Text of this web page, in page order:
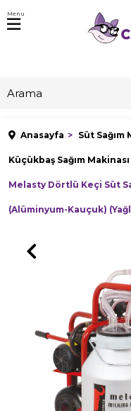
Menu
Anasayfa Süt
Küçükbaş Sağım Makinası
Melasty Dörtlü Keçi Süt
(Alüminyum-Kauçuk)